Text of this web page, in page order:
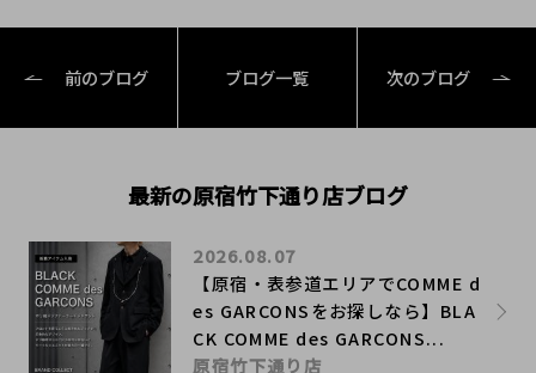
前のブログ ブログ一覧 次のブログ
最新の原宿竹下通り店ブログ
【原宿・表参道エリアでCOMME d
es GARCONSをお探しなら】BLA
CK COMME des GARCONS...
2026.08.07
原宿竹下通り店